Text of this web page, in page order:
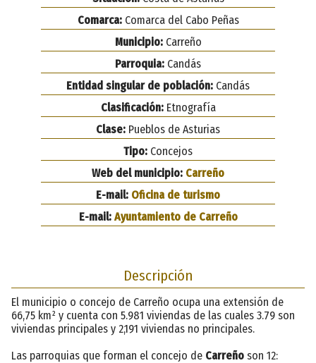
Comarca:Comarca del Cabo Peñas
Municipio:Carreño
Parroquia: Candás
Entidad singular de población: Candás
Clasificación:Etnografía
Clase: Pueblos de Asturias
Tipo: Concejos
Web del municipio: Carreño
E-mail: Oficina de turismo
E-mail: Ayuntamiento de Carreño
Descripción
El municipio o concejo de Carreño ocupa una extensión de
66,75 km² y cuenta con 5.981 viviendas de las cuales 3.79 son
viviendas principales y 2,191 viviendas no principales.
Las parroquias que forman el concejo de Carreño son 12: